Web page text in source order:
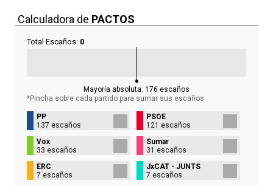
Calculadora de PACTOS
Total Escaños: 0
Mayoría absoluta: 176 escaños
*Pincha sobre cada partido para sumar sus escaños
PP
137 escaños
PSOE
121 escaños
Vox
33 escaños
Sumar
31 escaños
ERC
7 escaños
JxCAT - JUNTS
7 escaños